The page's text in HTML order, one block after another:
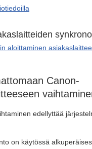
aloittaminen
Canon-
edellyttää
on käytössä